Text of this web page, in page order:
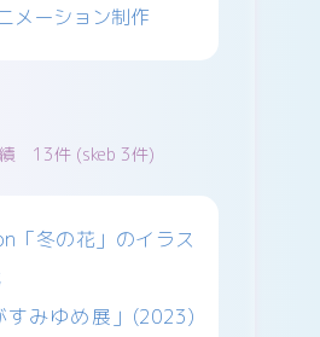
メーション制作
13件 (skeb 3件)
「冬の花」のイラス
すみゆめ展」(2023)